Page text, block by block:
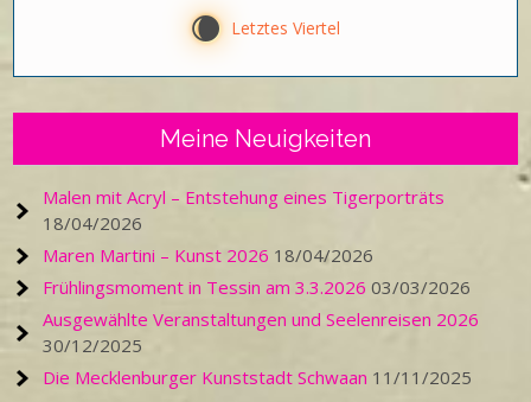
W Letztes Viertel
Meine Neuigkeiten
Malen mit Acryl – Entstehung eines Tigerporträts
18/04/2026
Maren Martini – Kunst 2026 18/04/2026
Frühlingsmoment in Tessin am 3.3.2026 03/03/2026
Ausgewählte Veranstaltungen und Seelenreisen 2026
30/12/2025
Die Mecklenburger Kunststadt Schwaan 11/11/2025